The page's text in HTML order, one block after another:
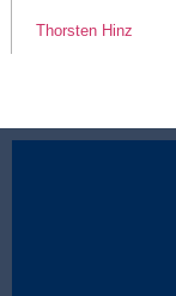
Thorsten Hinz